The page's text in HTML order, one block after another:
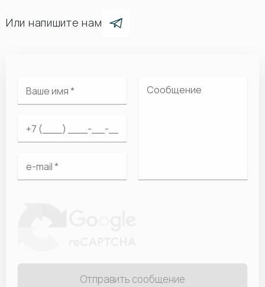
Или напишите нам
Отправить сообщение